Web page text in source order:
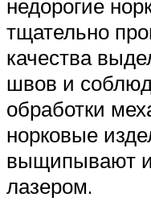
недорогие
тщательно
качества
швов и
обработки
норковые
выщипывают
лазером.